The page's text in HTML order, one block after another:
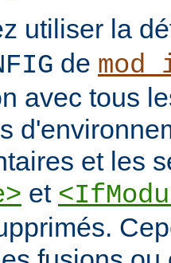
utiliser la
de
avec tous
et les
et